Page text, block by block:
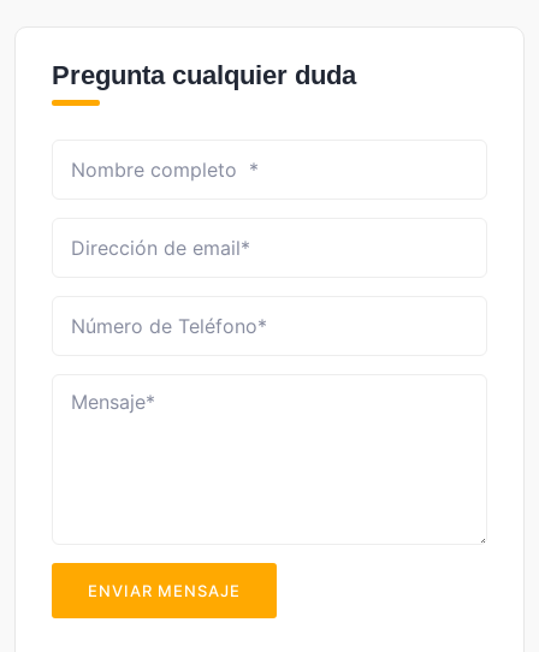
Pregunta cualquier duda
ENVIAR MENSAJE